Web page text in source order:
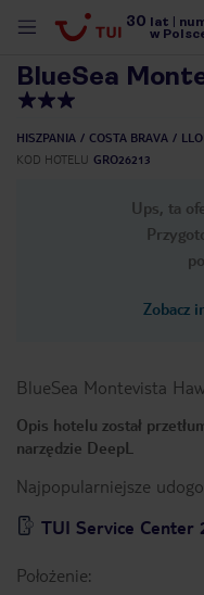
30 lat
w
BlueSea
HISZPANIA COSTA BRAVA
KOD HOTELU GRO26213
Ups, ta
Zobacz
BlueSea Montevista
Opis hotelu został
narzędzie DeepL
Najpopularniejsze
TUI Service Center
Położenie: